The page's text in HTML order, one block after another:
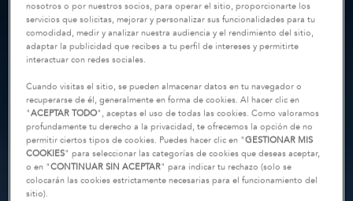
nosotros o por nuestros socios, para operar el sitio, proporcionarte los
servicios que solicitas, mejorar y personalizar sus funcionalidades para tu
comodidad, medir y analizar nuestra audiencia y el rendimiento del sitio,
adaptar la publicidad que recibes a tu perfil de intereses y permitirte
interactuar con redes sociales.
Cuando visitas el sitio, se pueden almacenar datos en tu navegador o
recuperarse de él, generalmente en forma de cookies. Al hacer clic en
"ACEPTAR TODO", aceptas el uso de todas las cookies. Como valoramos
profundamente tu derecho a la privacidad, te ofrecemos la opción de no
permitir ciertos tipos de cookies. Puedes hacer clic en "GESTIONAR MIS
COOKIES" para seleccionar las categorías de cookies que deseas aceptar,
o en "CONTINUAR SIN ACEPTAR" para indicar tu rechazo (solo se
colocarán las cookies estrictamente necesarias para el funcionamiento del
sitio).